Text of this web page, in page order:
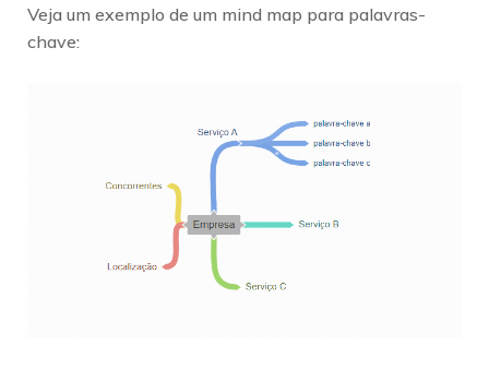
Veja um exemplo de um mind map para palavras-
chave: